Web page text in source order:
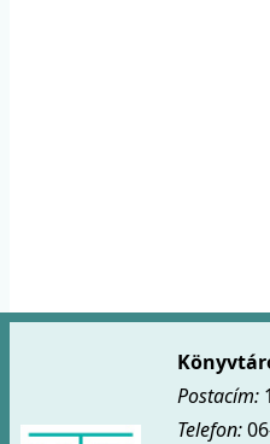
Postacím:
Telefon: